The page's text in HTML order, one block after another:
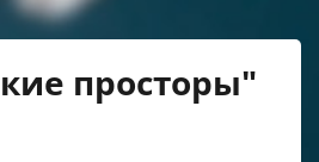
просторы"